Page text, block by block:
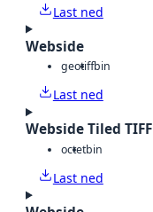
Last ned
Webside
geotiffbin
Last ned
Webside Tiled TIFF
octetbin
Last ned